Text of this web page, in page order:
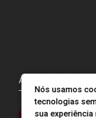
Áreas do cliente
Área do
Nós usamos
tecnologias
sua experiência